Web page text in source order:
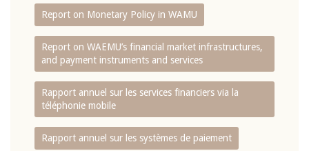
Report on Monetary Policy in WAMU
Report on WAEMU’s financial market infrastructures,
and payment instruments and services
Rapport annuel sur les services financiers via la
téléphonie mobile
Rapport annuel sur les systèmes de paiement